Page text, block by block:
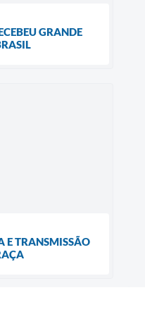
GRANDE
E TRANSMISSÃO